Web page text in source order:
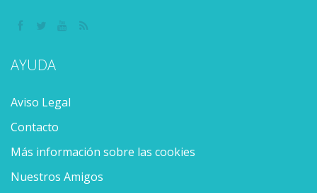
AYUDA
Aviso Legal
Contacto
Más información sobre las cookies
Nuestros Amigos